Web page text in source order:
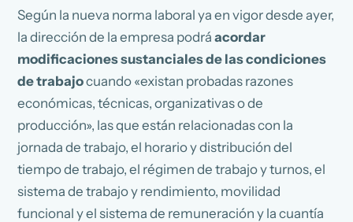
Según la nueva norma laboral ya en vigor desde ayer,
la dirección de la empresa podráacordar
modificaciones sustanciales de las condiciones
de trabajocuando «existan probadas razones
económicas, técnicas, organizativas o de
producción», las que están relacionadas con la
jornada de trabajo, el horario y distribución del
tiempo de trabajo, el régimen de trabajo y turnos, el
sistema de trabajo y rendimiento, movilidad
funcional y el sistema de remuneración y la cuantía